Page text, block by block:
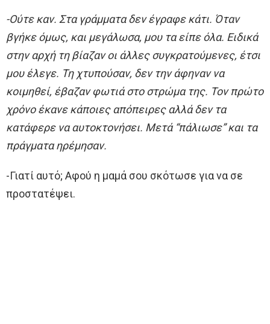
-Ούτε καν. Στα γράμματα δεν έγραφε κάτι. Όταν
βγήκε όμως, και μεγάλωσα, μου τα είπε όλα. Ειδικά
στην αρχή τη βίαζαν οι άλλες συγκρατούμενες, έτσι
μου έλεγε. Τη χτυπούσαν, δεν την άφηναν να
κοιμηθεί, έβαζαν φωτιά στο στρώμα της. Τον πρώτο
χρόνο έκανε κάποιες απόπειρες αλλά δεν τα
κατάφερε να αυτοκτονήσει. Μετά “πάλιωσε” και τα
πράγματα ηρέμησαν.
-Γιατί αυτό; Αφού η μαμά σου σκότωσε για να σε
προστατέψει.